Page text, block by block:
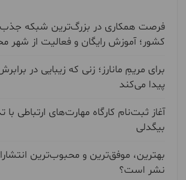
فرصت همکاری در بزرگ‌ترین شبکه جذب
کشور؛ آموزش رایگان و فعالیت از شهر
برای مریمِ مانارز؛ زنی که زیبایی در
پیدا می‌کند
آغاز ثبت‌نام کارگاه مهارت‌های ارتباطی
بیگدلی
بهترین، موفق‌ترین و محبوب‌ترین
نشر است؟